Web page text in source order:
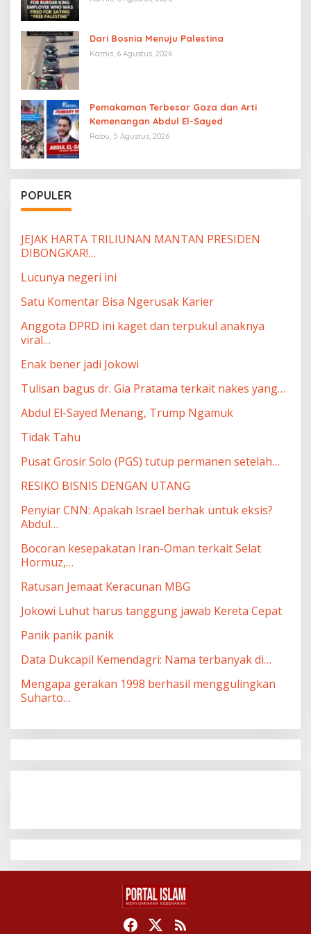
Dari Bosnia Menuju Palestina
Kamis, 6 Agustus, 2026
Pemakaman Terbesar Gaza dan Arti
Kemenangan Abdul El-Sayed
Rabu, 5 Agustus, 2026
POPULER
JEJAK HARTA TRILIUNAN MANTAN PRESIDEN
DIBONGKAR!…
Lucunya negeri ini
Satu Komentar Bisa Ngerusak Karier
Anggota DPRD ini kaget dan terpukul anaknya
viral…
Enak bener jadi Jokowi
Tulisan bagus dr. Gia Pratama terkait nakes yang…
Abdul El-Sayed Menang, Trump Ngamuk
Tidak Tahu
Pusat Grosir Solo (PGS) tutup permanen setelah…
RESIKO BISNIS DENGAN UTANG
Penyiar CNN: Apakah Israel berhak untuk eksis?
Abdul…
Bocoran kesepakatan Iran-Oman terkait Selat
Hormuz,…
Ratusan Jemaat Keracunan MBG
Jokowi Luhut harus tanggung jawab Kereta Cepat
Panik panik panik
Data Dukcapil Kemendagri: Nama terbanyak di…
Mengapa gerakan 1998 berhasil menggulingkan
Suharto…